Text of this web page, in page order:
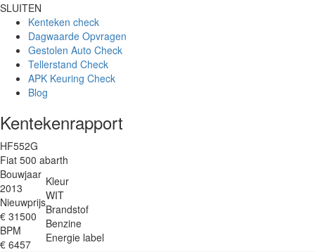
SLUITEN
Kenteken check
Dagwaarde Opvragen
Gestolen Auto Check
Tellerstand Check
APK Keuring Check
Blog
Kentekenrapport
HF552G
Fiat 500 abarth
Bouwjaar
2013
Nieuwprijs
€ 31500
BPM
€ 6457
Kleur
WIT
Brandstof
Benzine
Energie label